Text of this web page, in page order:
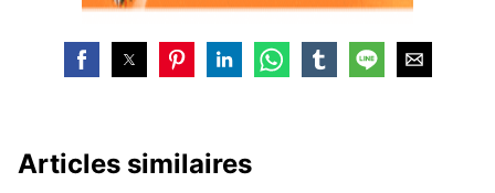
Articles similaires